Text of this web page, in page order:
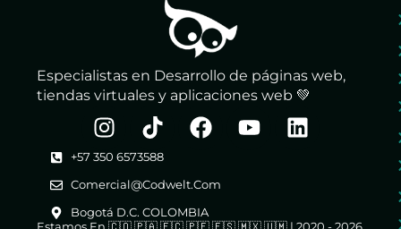
Especialistas en Desarrollo de páginas web,
tiendas virtuales y aplicaciones web 💚
+57 350 6573588
Comercial@codwelt.com
Bogotá D.C. COLOMBIA